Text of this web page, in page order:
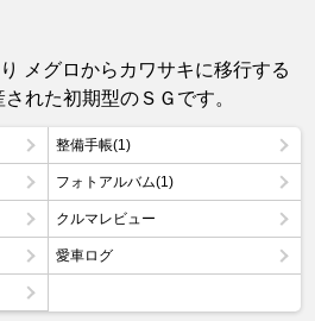
メグロからカワサキに移行する
れた初期型のＳＧです。
整備手帳(1)
フォトアルバム(1)
クルマレビュー
愛車ログ